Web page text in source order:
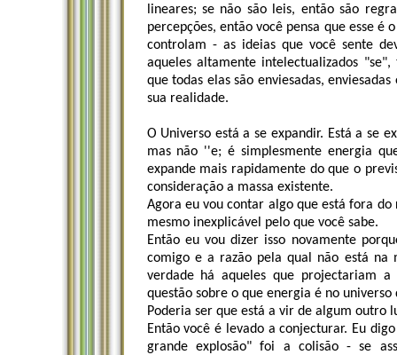
lineares; se não são leis, então são
percepções, então você pensa que esse é
controlam - as ideias que você sente
aqueles altamente intelectualizados
que todas elas são enviesadas,
sua realidade.
O Universo está a se expandir. Está a se
mas não ''e; é simplesmente energia
expande mais rapidamente do que o
consideração a massa existente.
Agora eu vou contar algo que está fora
mesmo inexplicável pelo que você sabe.
Então eu vou dizer isso novamente
comigo e a razão pela qual não está na
verdade há aqueles que projectariam
questão sobre o que energia é no universo
Poderia ser que está a vir de algum outro
Então você é levado a conjecturar. Eu
grande explosão" foi a colisão - se